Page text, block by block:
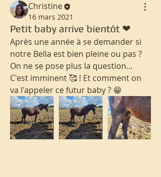
Christine
16 mars 2021
Petit baby arrive bientôt ❤
Après une année à se demander si
notre Bella est bien pleine ou pas ?
On ne se pose plus la question...
C'est imminent 🥰 ! Et comment on
va l'appeler ce futur baby ? 😁